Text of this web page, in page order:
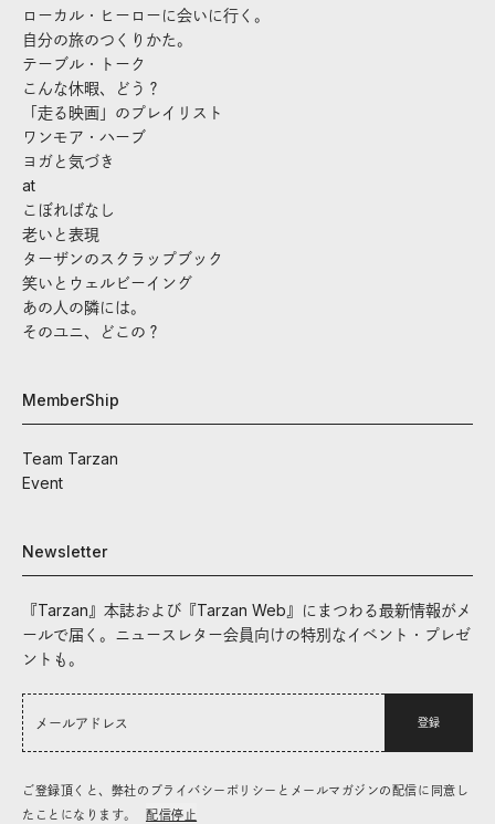
ローカル・ヒーローに会いに行く。
自分の旅のつくりかた。
テーブル・トーク
こんな休暇、どう？
「走る映画」のプレイリスト
ワンモア・ハーブ
ヨガと気づき
at
こぼればなし
老いと表現
ターザンのスクラップブック
笑いとウェルビーイング
あの人の隣には。
そのユニ、どこの？
MemberShip
Team Tarzan
Event
Newsletter
『Tarzan』本誌および『Tarzan Web』にまつわる最新情報がメ
ールで届く。ニュースレター会員向けの特別なイベント・プレゼ
ントも。
登録
ご登録頂くと、弊社のプライバシーポリシーとメールマガジンの配信に同意し
たことになります。
配信停止